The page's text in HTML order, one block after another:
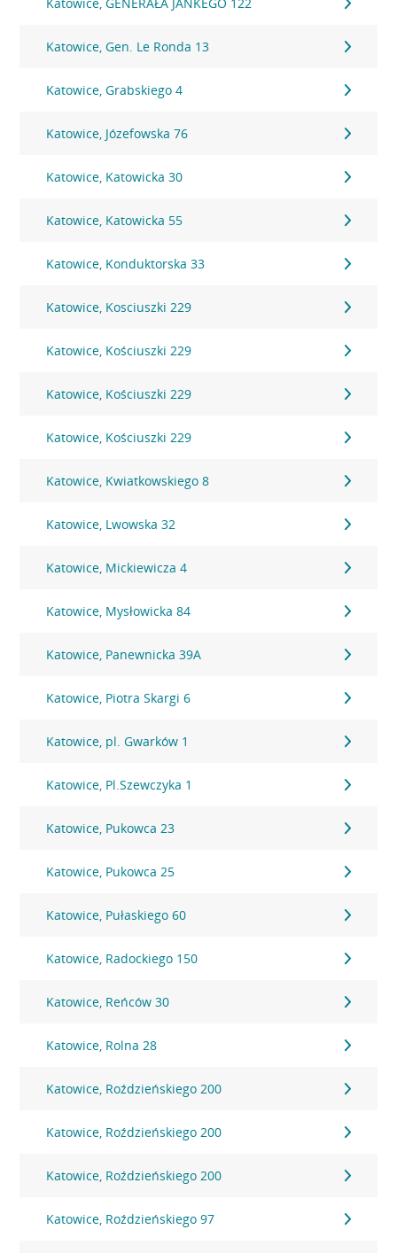
Katowice, Gen. Le Ronda 13
Katowice, Grabskiego 4
Katowice, Józefowska 76
Katowice, Katowicka 30
Katowice, Katowicka 55
Katowice, Konduktorska 33
Katowice, Kosciuszki 229
Katowice, Kościuszki 229
Katowice, Kościuszki 229
Katowice, Kościuszki 229
Katowice, Kwiatkowskiego 8
Katowice, Lwowska 32
Katowice, Mickiewicza 4
Katowice, Mysłowicka 84
Katowice, Panewnicka 39A
Katowice, Piotra Skargi 6
Katowice, pl. Gwarków 1
Katowice, Pl.Szewczyka 1
Katowice, Pukowca 23
Katowice, Pukowca 25
Katowice, Pułaskiego 60
Katowice, Radockiego 150
Katowice, Reńców 30
Katowice, Rolna 28
Katowice, Roździeńskiego 200
Katowice, Roździeńskiego 200
Katowice, Roździeńskiego 200
Katowice, Roździeńskiego 97